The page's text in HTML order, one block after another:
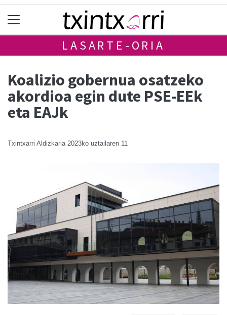
LASARTE-ORIA
Koalizio gobernua osatzeko
akordioa egin dute PSE-EEk
eta EAJk
Txintxarri Aldizkaria 2023ko uztailaren 11